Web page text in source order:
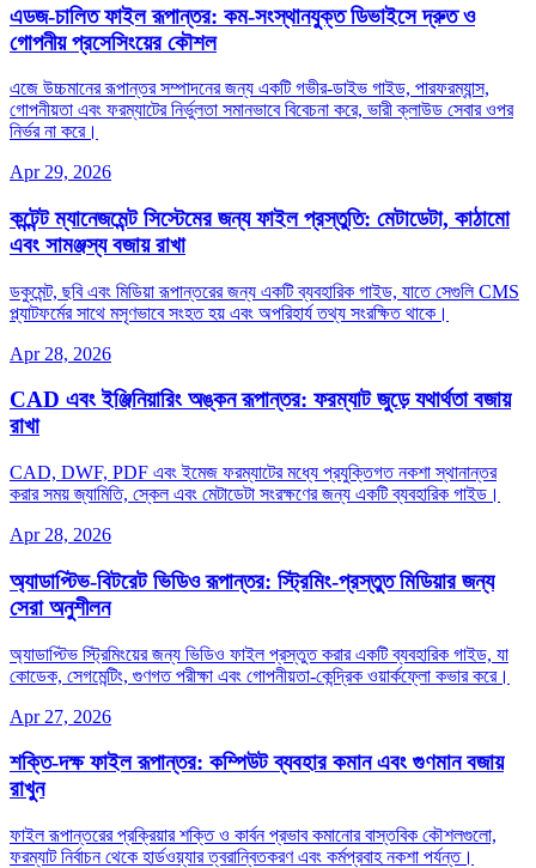
এডজ‑চালিত ফাইল রূপান্তর: কম‑সংস্থানযুক্ত ডিভাইসে দ্রুত ও
গোপনীয় প্রসেসিংয়ের কৌশল
এজে উচ্চমানের রূপান্তর সম্পাদনের জন্য একটি গভীর‑ডাইভ গাইড, পারফরম্যান্স,
গোপনীয়তা এবং ফরম্যাটের নির্ভুলতা সমানভাবে বিবেচনা করে, ভারী ক্লাউড সেবার ওপর
নির্ভর না করে।
Apr 29, 2026
কন্টেন্ট ম্যানেজমেন্ট সিস্টেমের জন্য ফাইল প্রস্তুতি: মেটাডেটা, কাঠামো
এবং সামঞ্জস্য বজায় রাখা
ডকুমেন্ট, ছবি এবং মিডিয়া রূপান্তরের জন্য একটি ব্যবহারিক গাইড, যাতে সেগুলি CMS
প্ল্যাটফর্মের সাথে মসৃণভাবে সংহত হয় এবং অপরিহার্য তথ্য সংরক্ষিত থাকে।
Apr 28, 2026
CAD এবং ইঞ্জিনিয়ারিং অঙ্কন রূপান্তর: ফরম্যাট জুড়ে যথার্থতা বজায়
রাখা
CAD, DWF, PDF এবং ইমেজ ফরম্যাটের মধ্যে প্রযুক্তিগত নকশা স্থানান্তর
করার সময় জ্যামিতি, স্কেল এবং মেটাডেটা সংরক্ষণের জন্য একটি ব্যবহারিক গাইড।
Apr 28, 2026
অ্যাডাপ্টিভ-বিটরেট ভিডিও রূপান্তর: স্ট্রিমিং-প্রস্তুত মিডিয়ার জন্য
সেরা অনুশীলন
অ্যাডাপ্টিভ স্ট্রিমিংয়ের জন্য ভিডিও ফাইল প্রস্তুত করার একটি ব্যবহারিক গাইড, যা
কোডেক, সেগমেন্টিং, গুণগত পরীক্ষা এবং গোপনীয়তা‑কেন্দ্রিক ওয়ার্কফ্লো কভার করে।
Apr 27, 2026
শক্তি‑দক্ষ ফাইল রূপান্তর: কম্পিউট ব্যবহার কমান এবং গুণমান বজায়
রাখুন
ফাইল রূপান্তরের প্রক্রিয়ার শক্তি ও কার্বন প্রভাব কমানোর বাস্তবিক কৌশলগুলো,
ফরম্যাট নির্বাচন থেকে হার্ডওয়্যার ত্বরান্বিতকরণ এবং কর্মপ্রবাহ নকশা পর্যন্ত।